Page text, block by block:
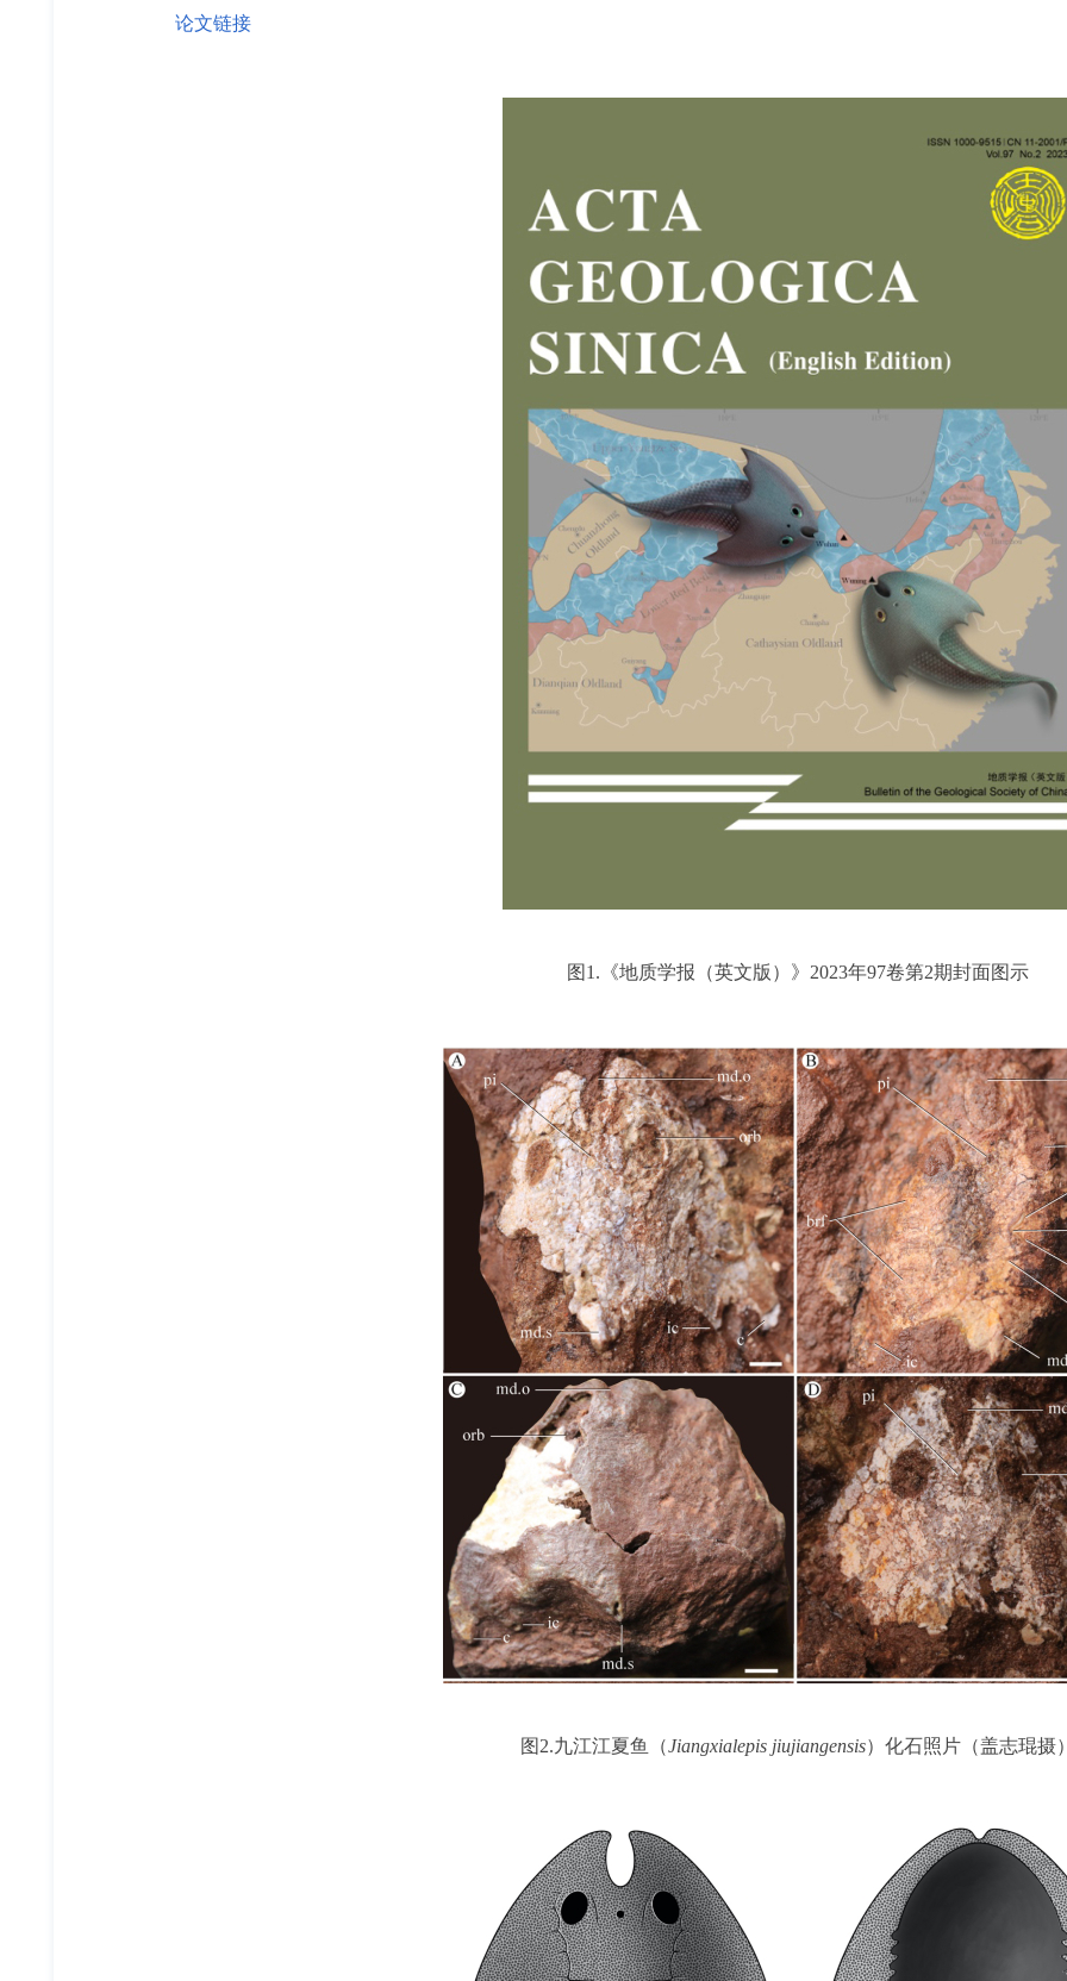
论文链接
图 1.《地质学报（英文版）》 2023年97卷第2期封面图示
图 2.九江江夏鱼 （Jiangxialepis jiujiangensis）化石照片（盖志琨摄